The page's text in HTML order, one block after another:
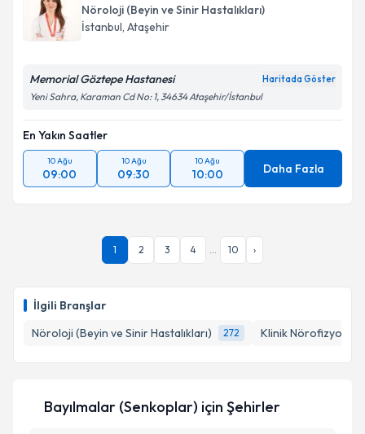
İlgili Branşlar
Nöroloji (Beyin ve Sinir Hastalıkları)
272 Klinik Nörofizyoloji
E-posta Adresiniz
Kişisel verilerimin işlenmesine ilişkinAydınlatma
Metni'ni okudum ve kişisel verilerimin belirtilen
kapsamda işlenmesini kabul ediyorum.
Takvim Talebini Gönder
Nöroloji (Beyin ve Sinir Hastalıkları)
İstanbul, Ataşehir
Memorial Göztepe Hastanesi Haritada Göster
Yeni Sahra, Karaman Cd No: 1, 34634 Ataşehir/İstanbul
En Yakın Saatler
10 Ağu
09:00
10 Ağu
09:30
10 Ağu
10:00 Daha Fazla
1 2 3 4 ... 10 ›
Bayılmalar (Senkoplar) için Şehirler